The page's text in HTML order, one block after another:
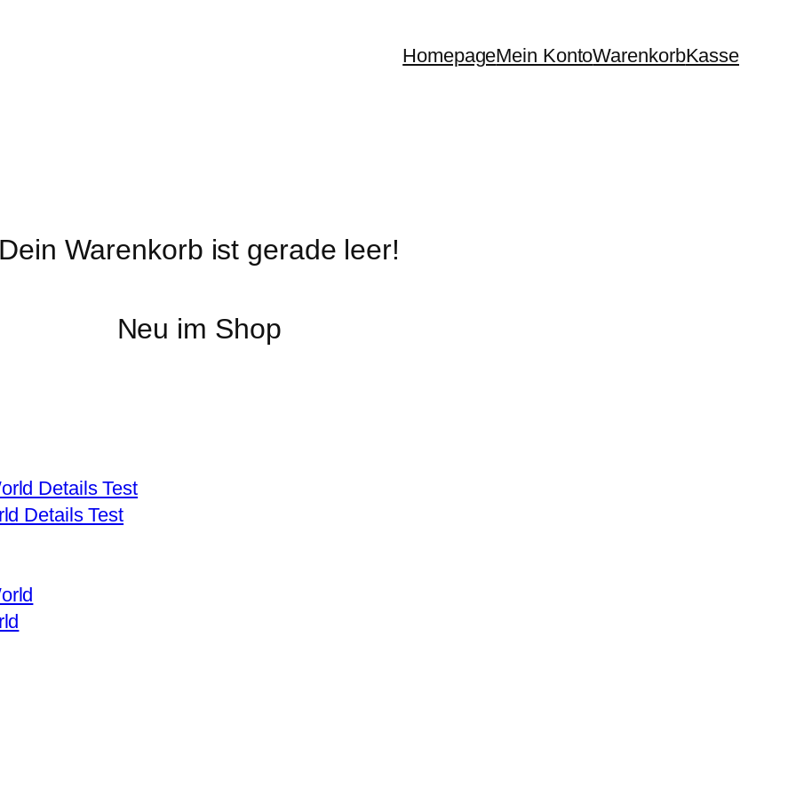
HomepageMein KontoWarenkorbKasse
Dein Warenkorb ist gerade leer!
Neu im Shop
Details Test